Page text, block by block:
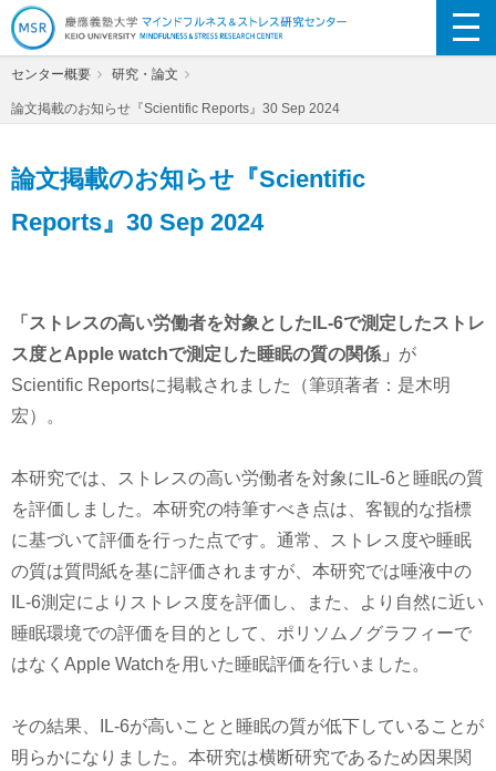
慶應義塾大学マインドフルネス&ストレス
センター概要 研究・論文
論文掲載のお知らせ『Scientific Reports』30 Sep 2024
論文掲載のお知らせ『Scientific
Reports』30 Sep 2024
「ストレスの高い労働者を対象としたIL-6で測定したストレ
ス度とApple watchで測定した睡眠の質の関係」 が
Scientific Reportsに掲載されました（筆頭著者：是木明
宏）。
本研究では、ストレスの高い労働者を対象にIL-6と睡眠の質
を評価しました。本研究の特筆すべき点は、客観的な指標
に基づいて評価を行った点です。通常、ストレス度や睡眠
の質は質問紙を基に評価されますが、本研究では唾液中の
IL-6測定によりストレス度を評価し、また、より自然に近い
睡眠環境での評価を目的として、ポリソムノグラフィーで
はなくApple Watchを用いた睡眠評価を行いました。
その結果、IL-6が高いことと睡眠の質が低下していることが
明らかになりました。本研究は横断研究であるため因果関